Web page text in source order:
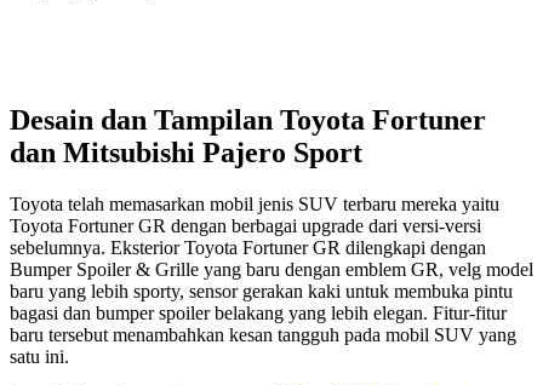
Desain dan Tampilan Toyota Fortuner
dan Mitsubishi Pajero Sport
Toyota telah memasarkan mobil jenis SUV terbaru mereka yaitu
Toyota Fortuner GR dengan berbagai upgrade dari versi-versi
sebelumnya. Eksterior Toyota Fortuner GR dilengkapi dengan
Bumper Spoiler & Grille yang baru dengan emblem GR, velg model
baru yang lebih sporty, sensor gerakan kaki untuk membuka pintu
bagasi dan bumper spoiler belakang yang lebih elegan. Fitur-fitur
baru tersebut menambahkan kesan tangguh pada mobil SUV yang
satu ini.